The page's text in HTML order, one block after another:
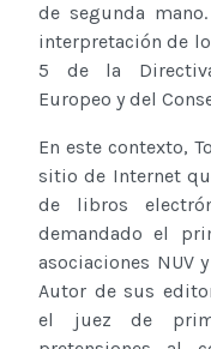
de segunda
interpretación de
5 de la
Europeo y del
En este contexto,
sitio de Internet
de libros
demandado el
asociaciones NUV
Autor de sus
el juez de